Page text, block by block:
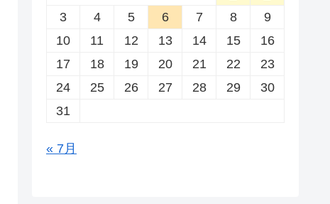
3
4 5 6 7 8
9
10
11 12 13 14 15
16
17
18 19 20 21 22
23
24
25 26 27 28 29
30
31
« 7月